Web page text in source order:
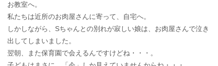
お教室へ。
私たちは近所のお肉屋さんに寄って、自宅へ。
しかしながら、Sちゃんとの別れが寂しい娘は、お肉屋さんで泣き
出してしまいました。
翌朝、また保育園で会えるんですけどね・・・。